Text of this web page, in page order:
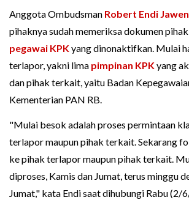
Anggota Ombudsman Robert Endi
pihaknya sudah memeriksa dokumen
pegawai KPKyang dinonaktifkan. Mulai
terlapor, yakni lima pimpinan KPKyang
dan pihak terkait, yaitu Badan
Kementerian PAN RB.
"Mulai besok adalah proses permintaan
terlapor maupun pihak terkait. Sekarang
ke pihak terlapor maupun pihak terkait.
diproses, Kamis dan Jumat, terus minggu
Jumat," kata Endi saat dihubungi Rabu (2/